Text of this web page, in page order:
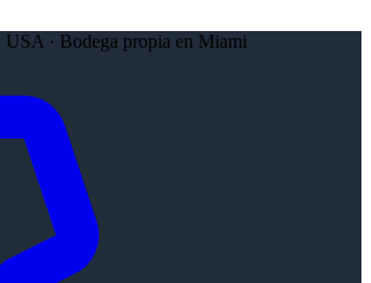
· Bodega propia en Miami